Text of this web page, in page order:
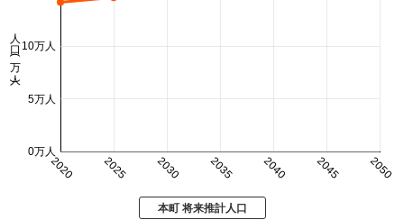
2020 2025 2030 2035 2040 2045 2050
0万人
5万人
10万人
人口 (万人)
本町 将来推計人口